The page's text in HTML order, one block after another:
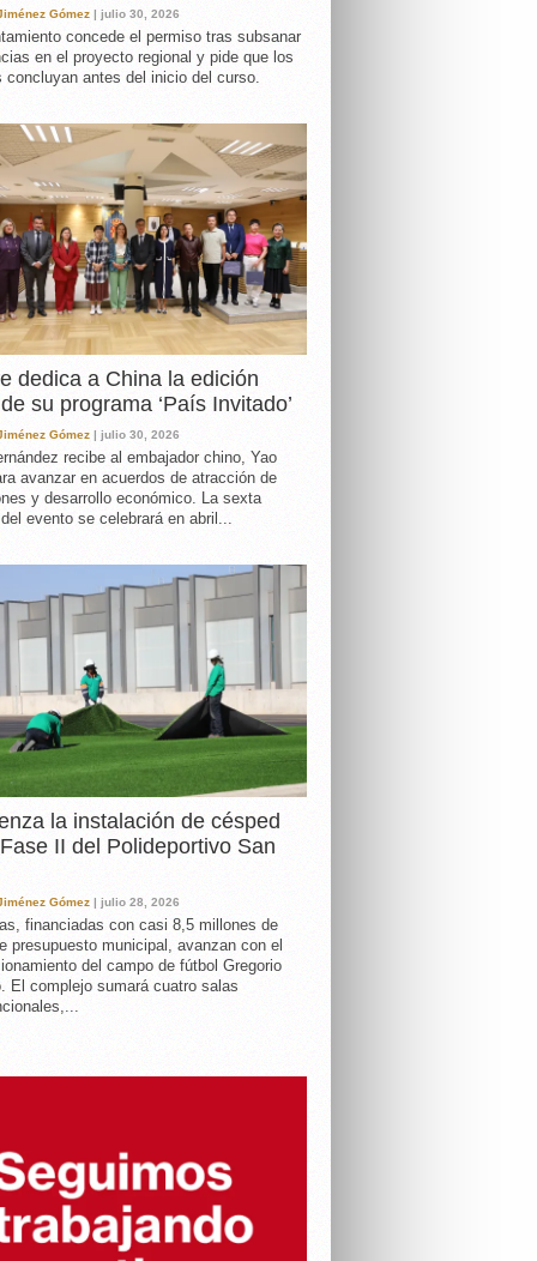
Gómez | julio 30, 2026
concede el permiso tras subsanar
en el proyecto regional y pide que los
concluyan antes del inicio del curso.
dedica a China la edición
su programa ‘País Invitado’
Gómez | julio 30, 2026
recibe al embajador chino, Yao
avanzar en acuerdos de atracción de
y desarrollo económico. La sexta
evento se celebrará en abril...
la instalación de césped
II del Polideportivo San
Gómez | julio 28, 2026
financiadas con casi 8,5 millones de
presupuesto municipal, avanzan con el
del campo de fútbol Gregorio
El complejo sumará cuatro salas